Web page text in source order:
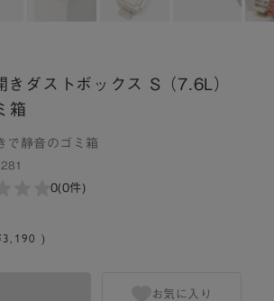
きダストボックス S（7.6L）
箱
で静音のゴミ箱
0(0件)
)
お気に入り